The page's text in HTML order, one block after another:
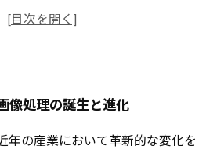
新の3D画像処理技術に迫る
新: 3D画像処理で広がるビジネ
像処理の誕生と進化
年の産業において革新的な変化を